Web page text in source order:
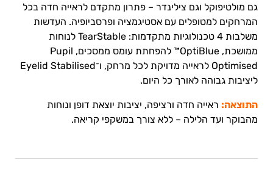
גם מולטיפוקל וגם צילינדר – פתרון מתקדם לראייה חדה בכל
המרחקים למטופלים עם אסטיגמציה ופרסביופיה. העדשות
משלבות 4 טכנולוגיות מתקדמות: TearStable לנוחות
ממושכת, OptiBlue™ להפחתת עומס ממסכים, Pupil
Optimised לראייה מדויקת לכל מרחק, ו־Eyelid Stabilised
ליציבות גבוהה לאורך כל היום.
התוצאה: ראייה חדה ורציפה, יציבות יוצאת דופן ונוחות
מהבוקר ועד הלילה – ללא צורך במשקפי קריאה.